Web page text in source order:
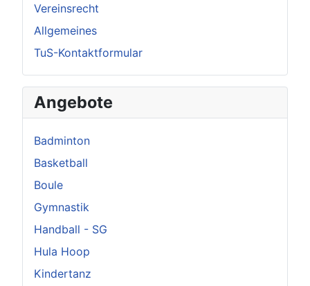
Vereinsrecht
Allgemeines
TuS-Kontaktformular
Angebote
Badminton
Basketball
Boule
Gymnastik
Handball - SG
Hula Hoop
Kindertanz